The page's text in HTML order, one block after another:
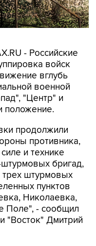
- Российские
войск
вглубь
военной
"Центр" и
положение.
продолжили
противника,
и технике
бригад,
штурмовых
пунктов
Николаевка,
Поле", - сообщил
"Восток" Дмитрий